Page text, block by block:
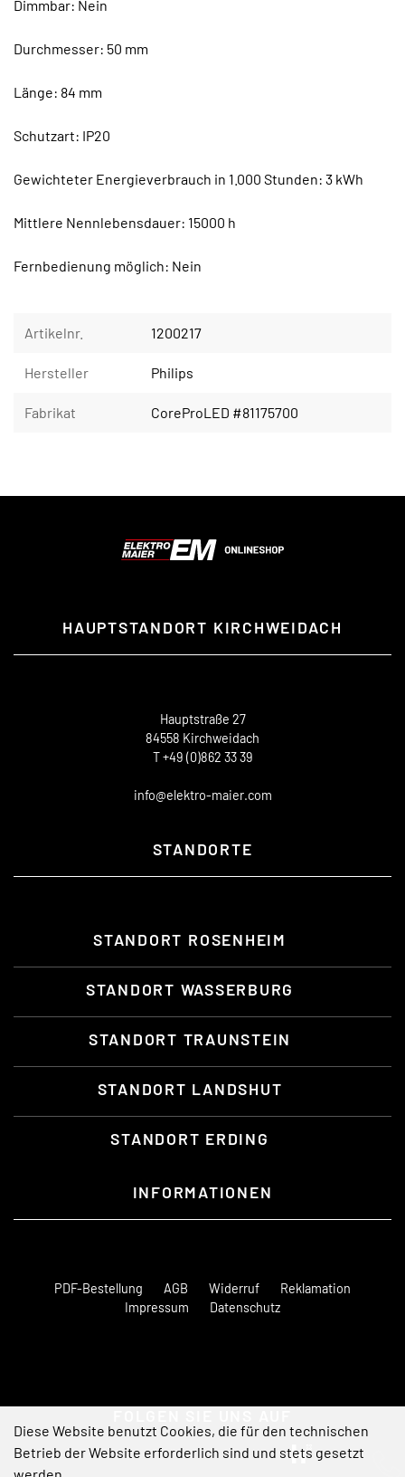
Dimmbar: Nein
Durchmesser: 50 mm
Länge: 84 mm
Schutzart: IP20
Gewichteter Energieverbrauch in 1.000 Stunden: 3 kWh
Mittlere Nennlebensdauer: 15000 h
Fernbedienung möglich: Nein
Artikelnr. 1200217
Hersteller Philips
Fabrikat CoreProLED #81175700
HAUPTSTANDORT KIRCHWEIDACH
Hauptstraße 27
84558 Kirchweidach
T +49 (0)862 33 39
info@elektro-maier.com
STANDORTE
STANDORT ROSENHEIM
STANDORT WASSERBURG
STANDORT TRAUNSTEIN
STANDORT LANDSHUT
STANDORT ERDING
INFORMATIONEN
PDF-Bestellung AGB Widerruf
Reklamation
Impressum
Datenschutz
Diese Website benutzt Cookies, die für den technischen
Betrieb der Website erforderlich sind und stets gesetzt